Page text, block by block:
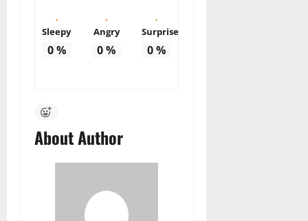
Sleepy
0%
Angry
0%
Surprise
0%
About Author